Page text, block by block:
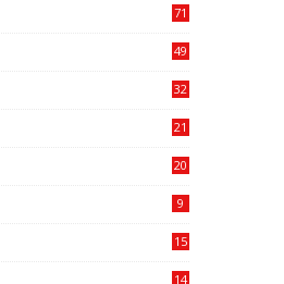
71
49
32
21
20
9
15
14